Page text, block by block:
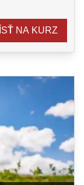
ÍSŤ NA KURZ